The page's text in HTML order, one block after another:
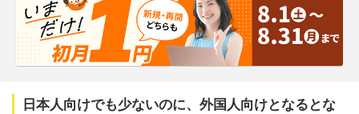
日本人向けでも少ないのに、外国人向けとなるとな